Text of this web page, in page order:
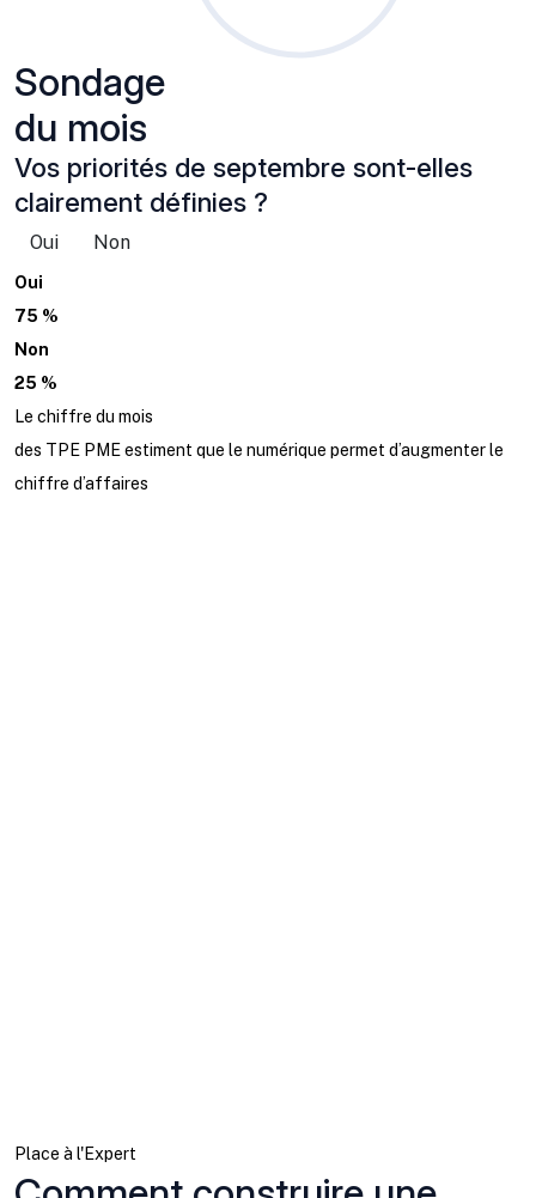
Sondage
du mois
Vos priorités de septembre sont-elles
clairement définies ?
Oui Non
Oui
75 %
Non
25 %
Le chiffre du mois
des TPE PME estiment que le numérique permet d’augmenter le
chiffre d’affaires
Place à l'Expert